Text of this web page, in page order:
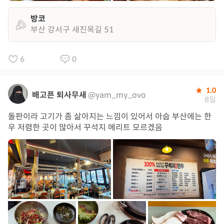
방코
부산 강서구 새진목길 51
6 0
배고픈 퇴사무새 @yam_my_ovo 1.0
8일
돌판이라 고기가 좀 삶아지는 느낌이 있어서 아숩 부산에는 한
우 저렴한 곳이 많아서 꾸석지 메리트 모르겠음